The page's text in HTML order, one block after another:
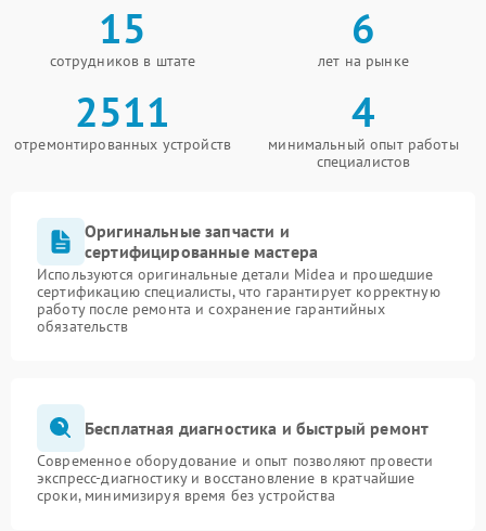
15
сотрудников в штате
6
лет на рынке
2511
отремонтированных устройств
4
минимальный опыт работы
специалистов
Оригинальные запчасти и
сертифицированные мастера
Используются оригинальные детали Midea и прошедшие
сертификацию специалисты, что гарантирует корректную
работу после ремонта и сохранение гарантийных
обязательств
Бесплатная диагностика и быстрый ремонт
Современное оборудование и опыт позволяют провести
экспресс-диагностику и восстановление в кратчайшие
сроки, минимизируя время без устройства